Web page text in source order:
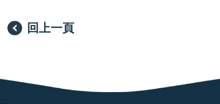
回上一頁
:::